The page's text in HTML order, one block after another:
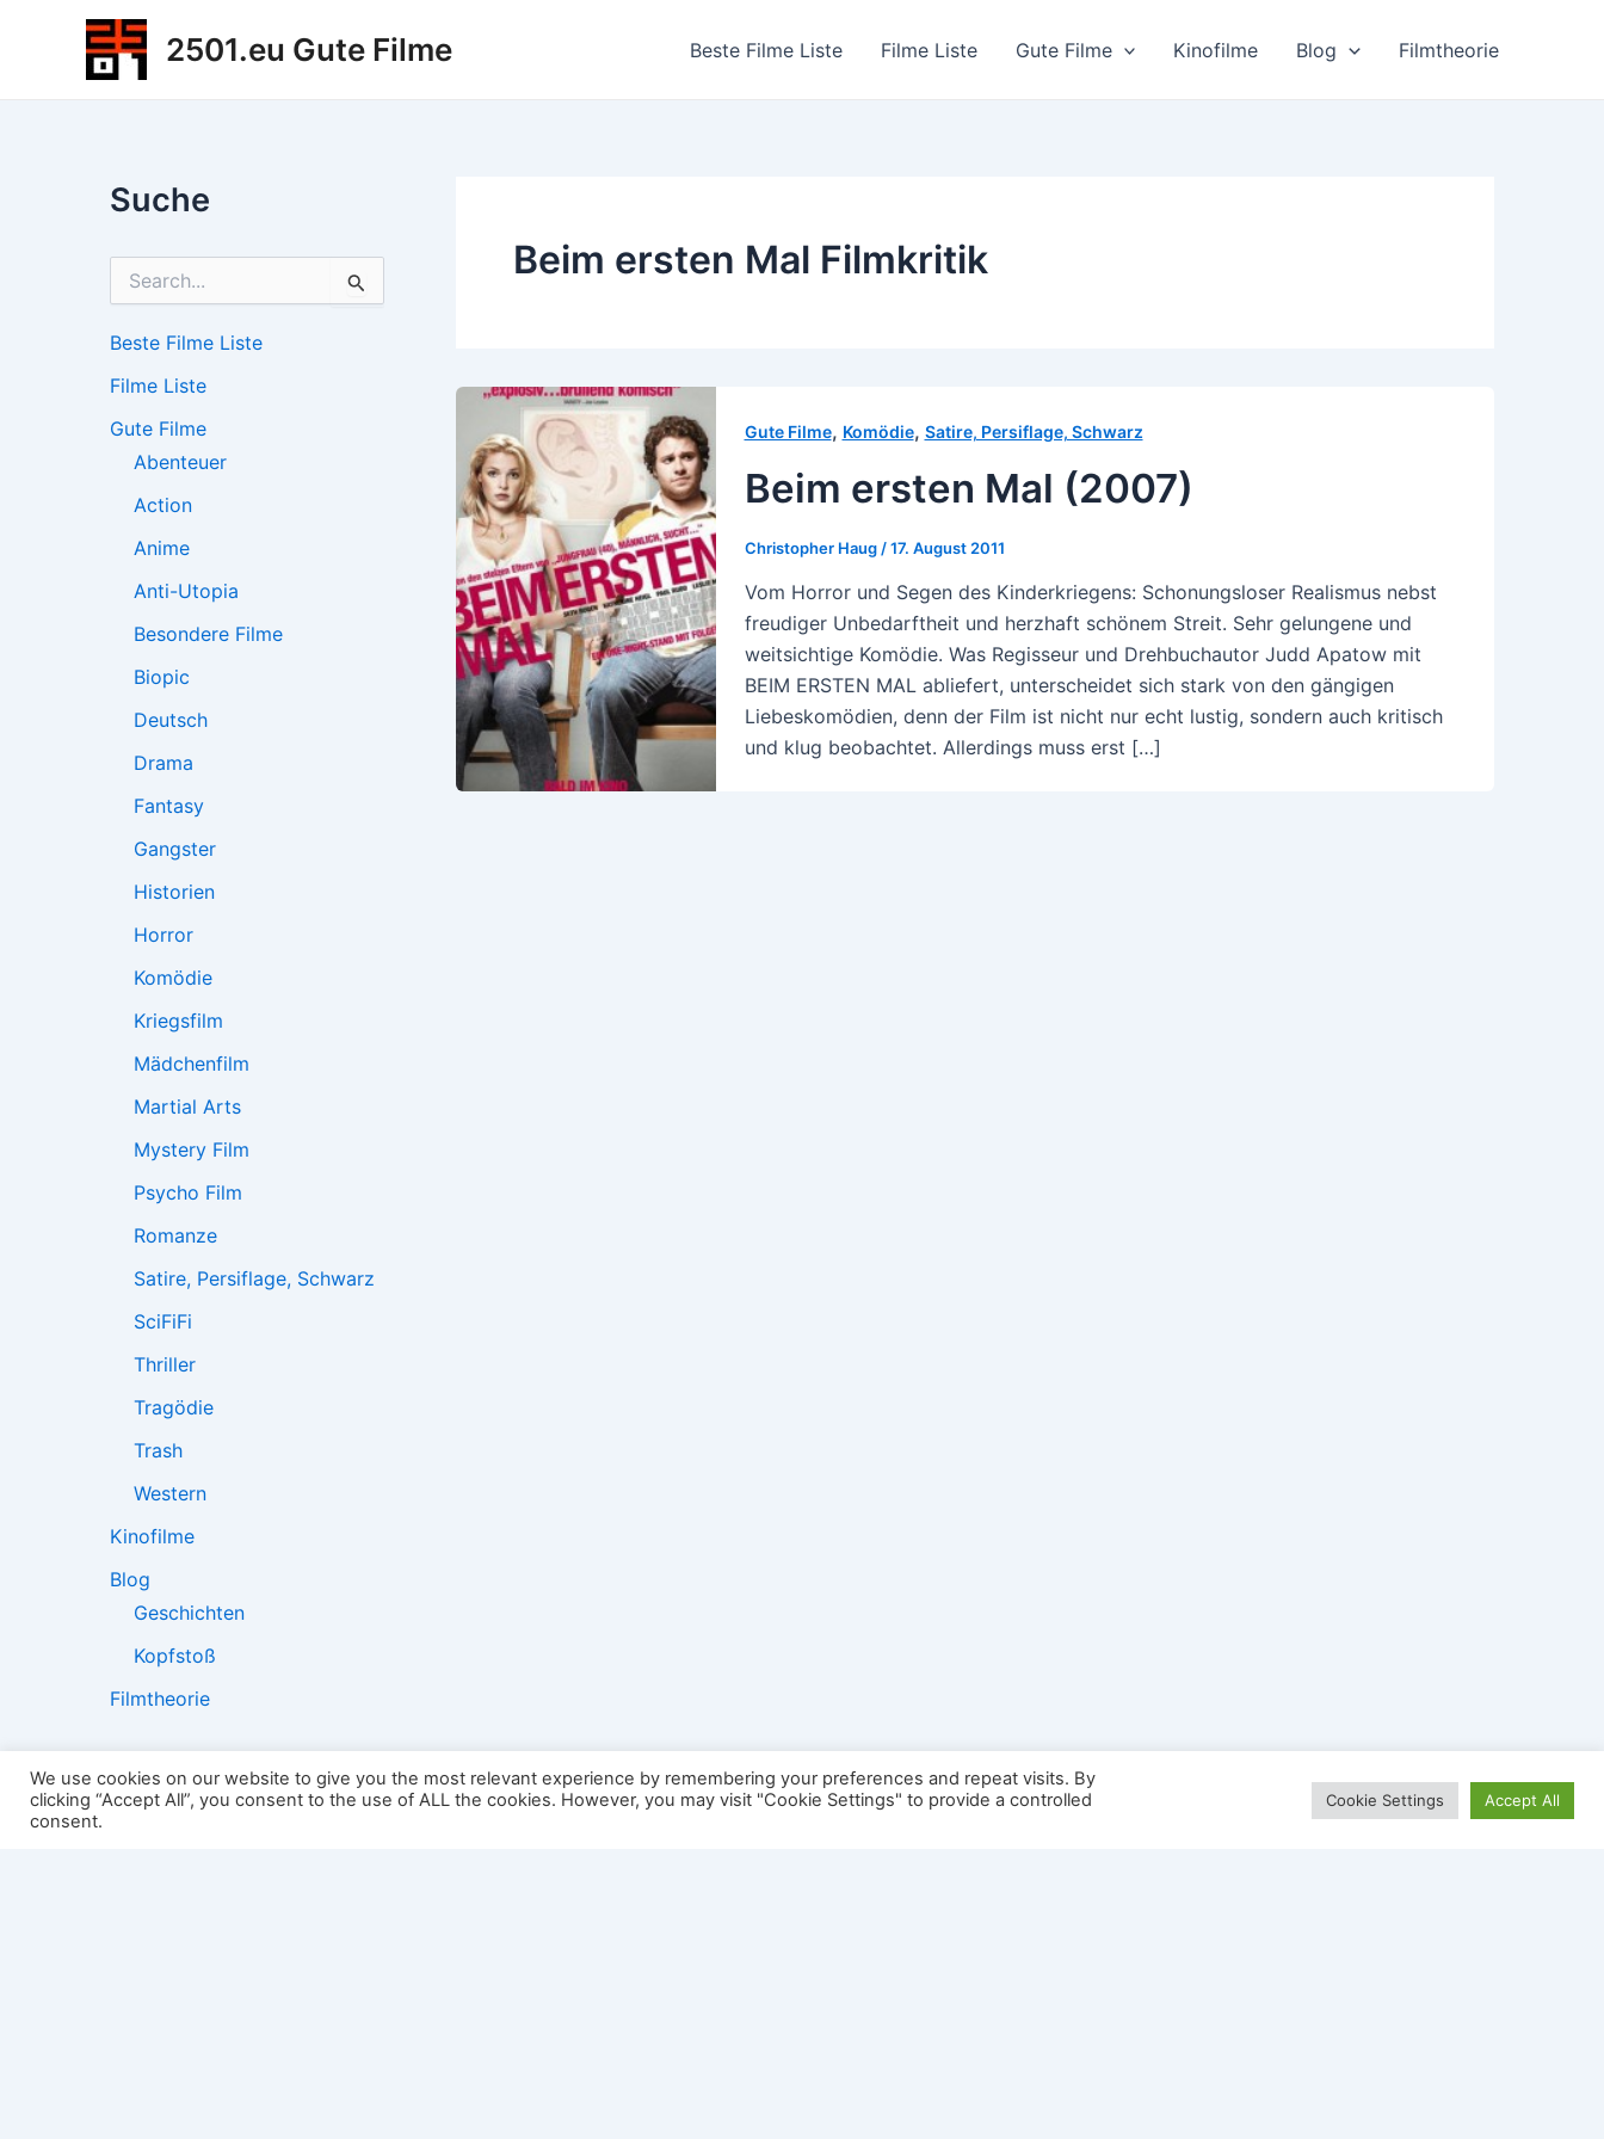
2501.eu Gute Filme Beste Filme Liste Filme Liste Gute Filme Kinofilme Blog Filmtheorie
Suche
h
n
a
Beste Filme Liste
Filme Liste
Gute Filme
Abenteuer
Action
Anime
Anti-Utopia
Besondere Filme
Biopic
Deutsch
Drama
Fantasy
Gangster
Historien
Horror
Komödie
Kriegsfilm
Mädchenfilm
Martial Arts
Mystery Film
Psycho Film
Romanze
Satire, Persiflage, Schwarz
SciFiFi
Thriller
Tragödie
Trash
Western
Kinofilme
Blog
Geschichten
Kopfstoß
Filmtheorie
Beim ersten Mal Filmkritik
Gute Filme, Komödie, Satire, Persiflage, Schwarz
Beim ersten Mal (2007)
Christopher Haug /17. August 2011
Vom Horror und Segen des Kinderkriegens: Schonungsloser Realismus nebst
freudiger Unbedarftheit und herzhaft schönem Streit. Sehr gelungene und
weitsichtige Komödie. Was Regisseur und Drehbuchautor Judd Apatow mit
BEIM ERSTEN MAL abliefert, unterscheidet sich stark von den gängigen
Liebeskomödien, denn der Film ist nicht nur echt lustig, sondern auch kritisch
und klug beobachtet. Allerdings muss erst […]
2501:
We use cookies on our website to give you the most relevant experience by remembering your preferences and repeat visits. By
clicking “Accept All”, you consent to the use of ALL the cookies. However, you may visit "Cookie Settings" to provide a controlled
consent.
Cookie Settings Accept All